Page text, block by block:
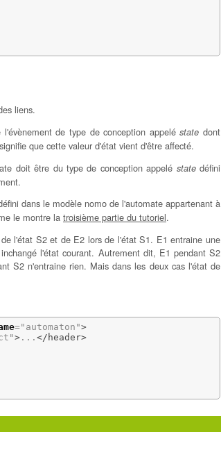
liens.
de type de conception appeléstate dont
que cette valeur d'état vient d'être affecté.
doit être du type de conception appelé statedéfini
dans le modèle nomo de l'automate appartenant à
le montre la troisième partie du tutoriel.
l'état S2 et de E2 lors de l'état S1. E1 entraine une
l'état courant. Autrement dit, E1 pendant S2
S2 n'entraine rien. Mais dans les deux cas l'état de
="automaton">
>... </header>